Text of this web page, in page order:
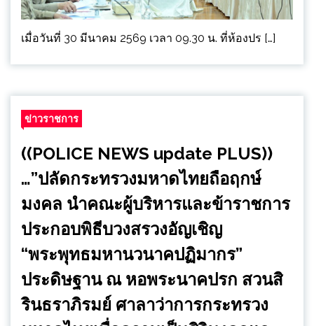
เมื่อวันที่ 30 มีนาคม 2569 เวลา 09.30 น. ที่ห้องปร […]
ข่าวราชการ
((POLICE NEWS update PLUS))
…”ปลัดกระทรวงมหาดไทยถือฤกษ์
มงคล นำคณะผู้บริหารและข้าราชการ
ประกอบพิธีบวงสรวงอัญเชิญ
“พระพุทธมหานวนาคปฏิมากร”
ประดิษฐาน ณ หอพระนาคปรก สวนสิ
รินธราภิรมย์ ศาลาว่าการกระทรวง